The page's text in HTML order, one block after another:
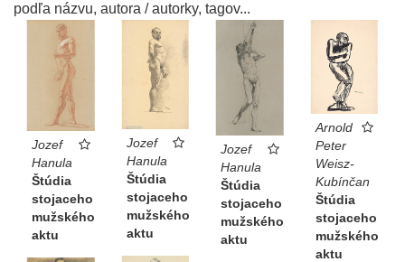
podľa názvu, autora / autorky, tagov...
Jozef
Hanula
Štúdia
stojaceho
mužského
aktu
Jozef
Hanula
Štúdia
stojaceho
mužského
aktu
Jozef
Hanula
Štúdia
stojaceho
mužského
aktu
Arnold
Peter
Weisz-
Kubínčan
Štúdia
stojaceho
mužského
aktu